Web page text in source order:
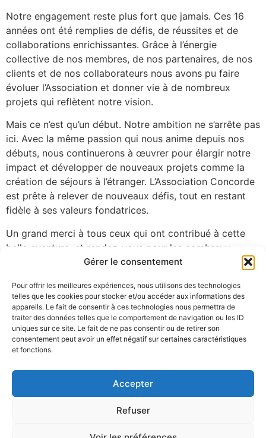
Gérer le consentement
Pour offrir les meilleures expériences, nous utilisons des technologies
telles que les cookies pour stocker et/ou accéder aux informations des
appareils. Le fait de consentir à ces technologies nous permettra de
traiter des données telles que le comportement de navigation ou les ID
uniques sur ce site. Le fait de ne pas consentir ou de retirer son
consentement peut avoir un effet négatif sur certaines caractéristiques
et fonctions.
Accepter
Refuser
Notre engagement reste plus fort que jamais. Ces 16
années ont été remplies de défis, de réussites et de
collaborations enrichissantes. Grâce à l’énergie
collective de nos membres, de nos partenaires, de nos
clients et de nos collaborateurs nous avons pu faire
évoluer l’Association et donner vie à de nombreux
projets qui reflètent notre vision.
Mais ce n’est qu’un début. Notre ambition ne s’arrête pas
ici. Avec la même passion qui nous anime depuis nos
débuts, nous continuerons à œuvrer pour élargir notre
impact et développer de nouveaux projets comme la
création de séjours à l’étranger. L’Association Concorde
est prête à relever de nouveaux défis, tout en restant
fidèle à ses valeurs fondatrices.
Un grand merci à tous ceux qui ont contribué à cette
belle aventure, et rendez-vous pour les nombreux
3 rue du forage – 59320 EMMERIN.
W595013276
511 870 982 00028